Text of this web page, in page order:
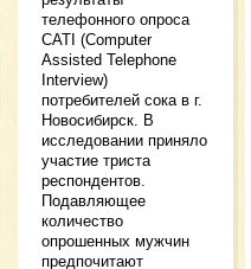
телефонного опроса
CATI (Computer
Assisted Telephone
Interview)
потребителей сока в г.
Новосибирск. В
исследовании приняло
участие триста
респондентов.
Подавляющее
количество
опрошенных мужчин
предпочитают